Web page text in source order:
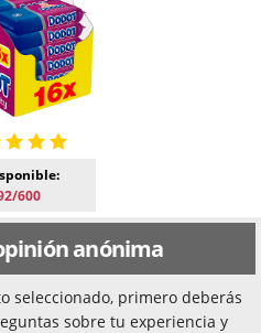
600
anónima
seleccionado, primero deberás
sobre tu experiencia y